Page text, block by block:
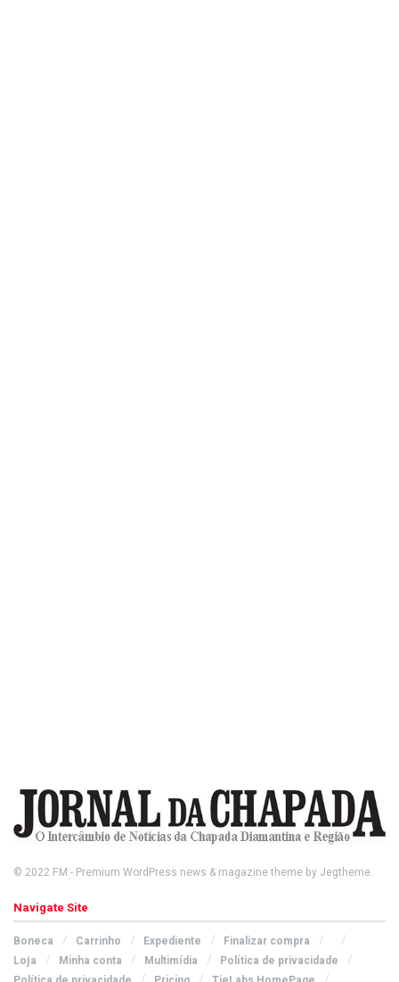
© 2022 FM - Premium WordPress news & magazine theme by Jegtheme.
Navigate Site
Boneca Carrinho Expediente
Finalizar compra
Loja
Minha conta Multimídia
Política de privacidade